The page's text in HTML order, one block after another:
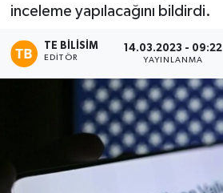
inceleme yapılacağını bildirdi.
TE BILISIM
EDITÖR
14.03.2023 - 09:22
YAYINLANMA